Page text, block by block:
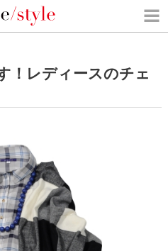
！レディースのチェ